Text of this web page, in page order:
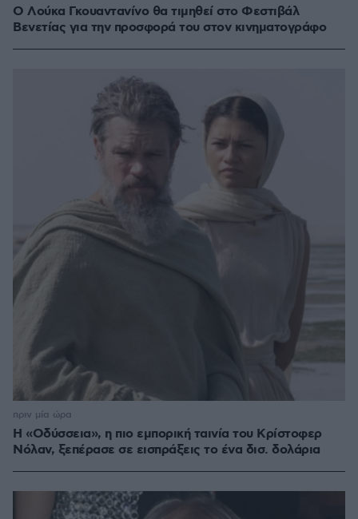
Ο Λούκα Γκουαντανίνο θα τιμηθεί στο Φεστιβάλ
Βενετίας για την προσφορά του στον κινηματογράφο
Η «Οδύσσεια», η πιο εμπορική ταινία του Κρίστοφερ
Νόλαν, ξεπέρασε σε εισπράξεις το ένα δισ. δολάρια
πριν μία ώρα